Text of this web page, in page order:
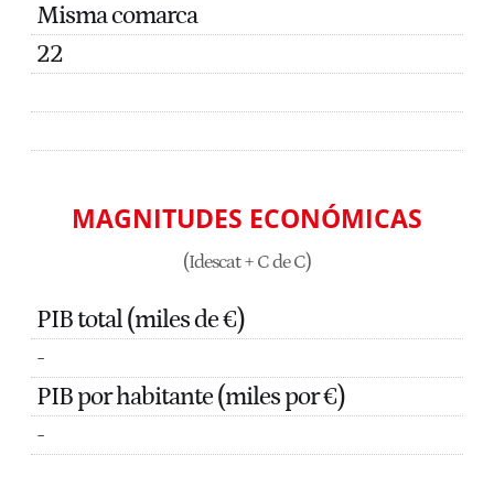
Misma comarca
22
MAGNITUDES ECONÓMICAS
(Idescat + C de C)
PIB total (miles de €)
-
PIB por habitante (miles por €)
-